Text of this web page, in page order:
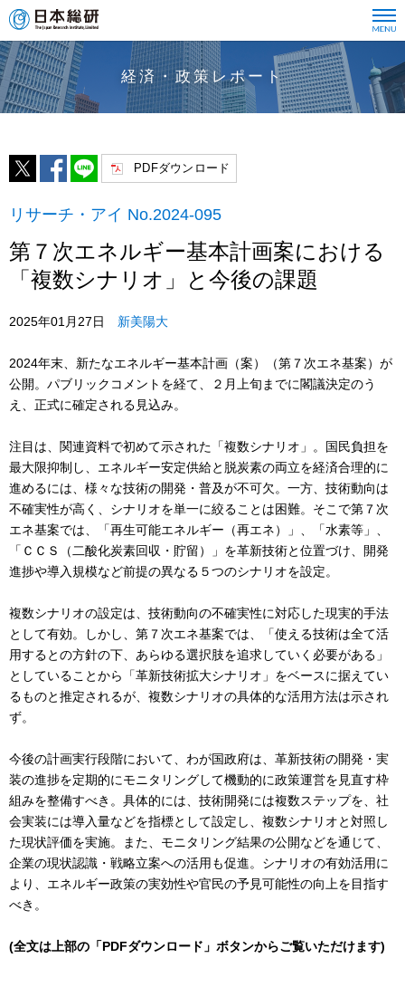
経済・政策レポート
PDFダウンロード
リサーチ・アイ No.2024-095
第７次エネルギー基本計画案における
「複数シナリオ」と今後の課題
2025年01月27日 新美陽大
2024年末、新たなエネルギー基本計画（案）（第７次エネ基案）が
公開。パブリックコメントを経て、２月上旬までに閣議決定のう
え、正式に確定される見込み。
注目は、関連資料で初めて示された「複数シナリオ」。国民負担を
最大限抑制し、エネルギー安定供給と脱炭素の両立を経済合理的に
進めるには、様々な技術の開発・普及が不可欠。一方、技術動向は
不確実性が高く、シナリオを単一に絞ることは困難。そこで第７次
エネ基案では、「再生可能エネルギー（再エネ）」、「水素等」、
「ＣＣＳ（二酸化炭素回収・貯留）」を革新技術と位置づけ、開発
進捗や導入規模など前提の異なる５つのシナリオを設定。
複数シナリオの設定は、技術動向の不確実性に対応した現実的手法
として有効。しかし、第７次エネ基案では、「使える技術は全て活
用するとの方針の下、あらゆる選択肢を追求していく必要がある」
としていることから「革新技術拡大シナリオ」をベースに据えてい
るものと推定されるが、複数シナリオの具体的な活用方法は示され
ず。
今後の計画実行段階において、わが国政府は、革新技術の開発・実
装の進捗を定期的にモニタリングして機動的に政策運営を見直す枠
組みを整備すべき。具体的には、技術開発には複数ステップを、社
会実装には導入量などを指標として設定し、複数シナリオと対照し
た現状評価を実施。また、モニタリング結果の公開などを通じて、
企業の現状認識・戦略立案への活用も促進。シナリオの有効活用に
より、エネルギー政策の実効性や官民の予見可能性の向上を目指す
べき。
(全文は上部の「PDFダウンロード」ボタンからご覧いただけます)